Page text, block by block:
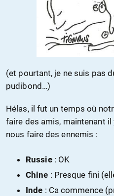
(et pourtant, je ne suis pas
pudibond…)
Hélas, il fut un temps où
faire des amis, maintenant
nous faire des ennemis :
Russie: OK
Chine : Presque fini
Inde : Ca commence